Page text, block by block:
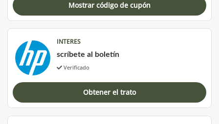
Mostrar código de cupón
INTERES
scríbete al boletín
Verificado
Obtener el trato